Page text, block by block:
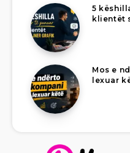
5
klientët
Mos e
lexuar